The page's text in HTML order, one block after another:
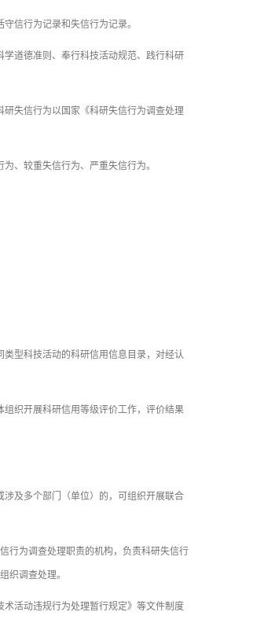
信行为记录和失信行为记录。
道德准则、奉行科技活动规范、践行科研
失信行为以国家《科研失信行为调查处理
、较重失信行为、严重失信行为。
型科技活动的科研信用信息目录，对经认
织开展科研信用等级评价工作，评价结果
及多个部门（单位）的，可组织开展联合
为调查处理职责的机构，负责科研失信行
织调查处理。
活动违规行为处理暂行规定》等文件制度